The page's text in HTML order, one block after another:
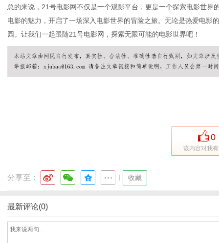
总的来说，21号电影网不仅是一个观影平台，更是一个探索电影世
电影的魅力，开启了一场深入电影世界的冒险之旅。无论是热爱电影
园。让我们一起跟随21号电影网，探索无限可能的电影世界吧！
0
该内容对我
分享至： 收藏
最新评论(0)